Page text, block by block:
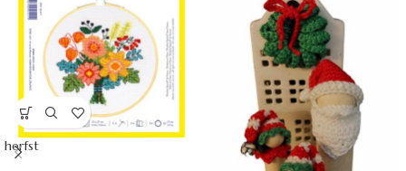
herfst